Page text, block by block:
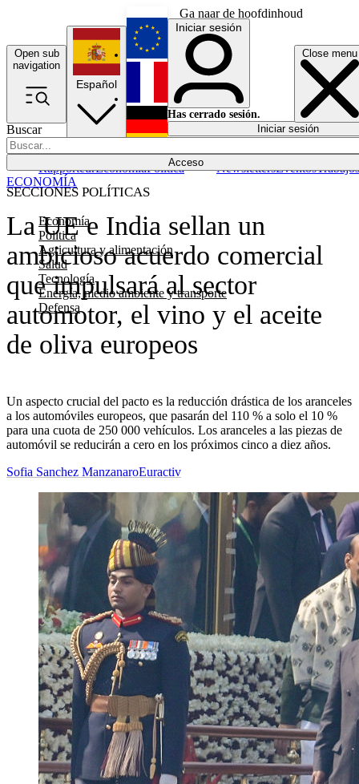
Ga naar de hoofdinhoud
Open sub
navigation
Close menu
Buscar
Acceso
SECCIONES POLÍTICAS
Economía
Política
Agricultura y alimentación
Salud
Tecnología
Energía, medio ambiente y transporte
Defensa
RapporteurEconomíaPolítica NewslettersEventosTrabajos
Español
English
Français
Iniciar sesión
Has cerrado sesión.
Iniciar sesión
La UE e India sellan un
ambicioso acuerdo comercial
que impulsará al sector
automotor, el vino y el aceite
de oliva europeos
Un aspecto crucial del pacto es la reducción drástica de los aranceles
a los automóviles europeos, que pasarán del 110 % a solo el 10 %
para una cuota de 250 000 vehículos. Los aranceles a las piezas de
automóvil se reducirán a cero en los próximos cinco a diez años.
ECONOMÍA
Sofia Sanchez ManzanaroEuractiv